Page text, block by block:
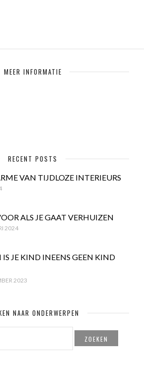
MEER INFORMATIE
RECENT POSTS
VAN TIJDLOZE INTERIEURS
ALS JE GAAT VERHUIZEN
2024
IS JE KIND INEENS GEEN KIND
2023
NAAR ONDERWERPEN